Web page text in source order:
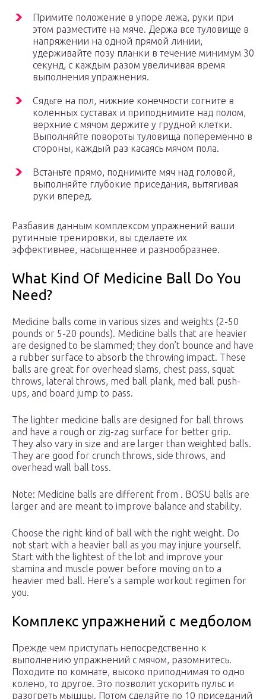
Примите положение в упоре лежа, руки при
этом разместите на мяче. Держа все туловище в
напряжении на одной прямой линии,
удерживайте позу планки в течение минимум 30
секунд, с каждым разом увеличивая время
выполнения упражнения.
Сядьте на пол, нижние конечности согните в
коленных суставах и приподнимите над полом,
верхние с мячом держите у грудной клетки.
Выполняйте повороты туловища попеременно в
стороны, каждый раз касаясь мячом пола.
Встаньте прямо, поднимите мяч над головой,
выполняйте глубокие приседания, вытягивая
руки вперед.
Разбавив данным комплексом упражнений ваши
рутинные тренировки, вы сделаете их
эффективнее, насыщеннее и разнообразнее.
What Kind Of Medicine Ball Do You
Need?
Medicine balls come in various sizes and weights (2-50
pounds or 5-20 pounds). Medicine balls that are heavier
are designed to be slammed; they don’t bounce and have
a rubber surface to absorb the throwing impact. These
balls are great for overhead slams, chest pass, squat
throws, lateral throws, med ball plank, med ball push-
ups, and board jump to pass.
The lighter medicine balls are designed for ball throws
and have a rough or zig-zag surface for better grip.
They also vary in size and are larger than weighted balls.
They are good for crunch throws, side throws, and
overhead wall ball toss.
Note: Medicine balls are different from . BOSU balls are
larger and are meant to improve balance and stability.
Choose the right kind of ball with the right weight. Do
not start with a heavier ball as you may injure yourself.
Start with the lightest of the lot and improve your
stamina and muscle power before moving on to a
heavier med ball. Here’s a sample workout regimen for
you.
Комплекс упражнений с медболом
Прежде чем приступать непосредственно к
выполнению упражнений с мячом, разомнитесь.
Походите по комнате, высоко приподнимая то одно
колено, то другое. Это позволит ускорить пульс и
разогреть мышцы. Потом сделайте по 10 приседаний